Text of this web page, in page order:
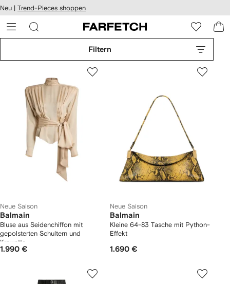
zum
Neu | Trend-Pieces shoppen
Filtern
Neue Saison
Balmain
Bluse aus Seidenchiffon mit
gepolsterten Schultern und
Krawatte
1.990 €
Neue Saison
Balmain
Kleine 64-83 Tasche mit Python-
Effekt
1.690 €